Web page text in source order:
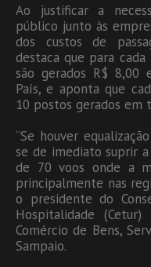
Ao justificar a
público junto às
dos custos de
destaca que para
são gerados R$ 8,00
País, e aponta que
10 postos gerados em
“Se houver
se de imediato suprir
de 70 voos onde a
principalmente nas
o presidente do
Hospitalidade
Comércio de Bens,
Sampaio.